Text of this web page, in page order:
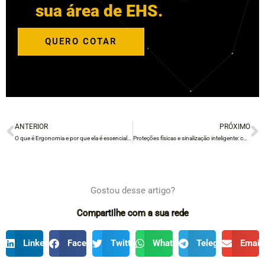
sua área de EHS.
QUERO COTAR
Anterior
ANTERIOR PRÓXIMO
Proteções físicas e sinalização inteligente: combinação eficiente para o cumprimento da NR12
Gostou desse artigo?
Compartilhe com a sua rede
LinkedIn Facebook Twitter WhatsApp Telegram Email